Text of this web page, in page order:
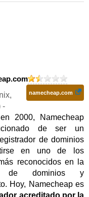
namecheap.com
,
-
2000, Namecheap
de ser un
de dominios
en uno de los
reconocidos en la
de dominios y
Hoy, Namecheap es
acreditado por la